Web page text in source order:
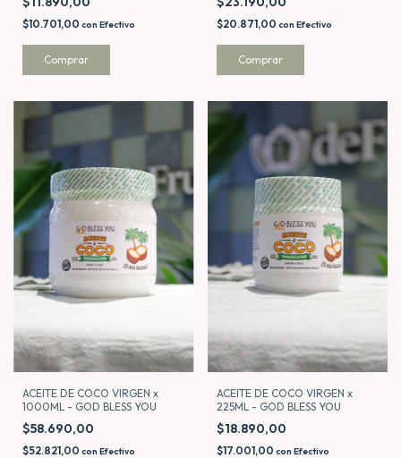
$10.701,00 con Efectivo $20.871,00 con Efectivo
ACEITE DE COCO VIRGEN x
1000ML - GOD BLESS YOU
$58.690,00
$52.821,00 con Efectivo
ACEITE DE COCO VIRGEN x
225ML - GOD BLESS YOU
$18.890,00
$17.001,00 con Efectivo